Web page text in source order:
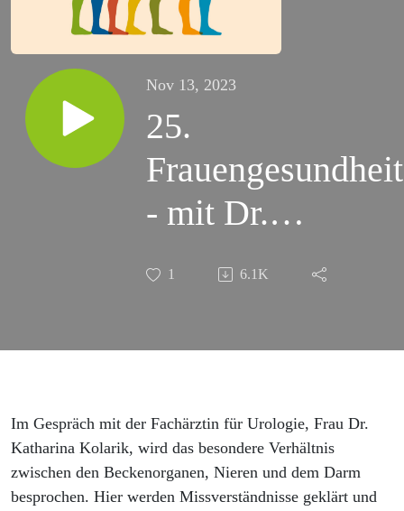
Nov 13, 2023
25.
Frauengesundheit
- mit Dr.
Katharina
1 6.1K
Im Gespräch mit der Fachärztin für Urologie, Frau Dr.
Katharina Kolarik, wird das besondere Verhältnis
zwischen den Beckenorganen, Nieren und dem Darm
besprochen. Hier werden Missverständnisse geklärt und